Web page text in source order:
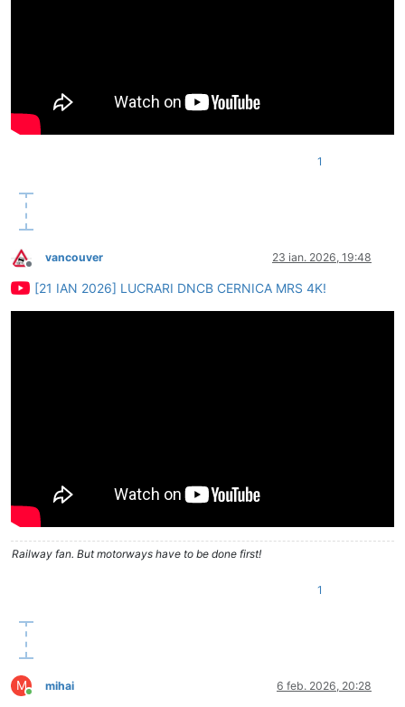
1
Deconectat
vancouver 23 ian. 2026, 19:48
[21 IAN 2026] LUCRARI DNCB CERNICA MRS 4K!
Railway fan. But motorways have to be done first!
1
M
Conectat
mihai 6 feb. 2026, 20:28